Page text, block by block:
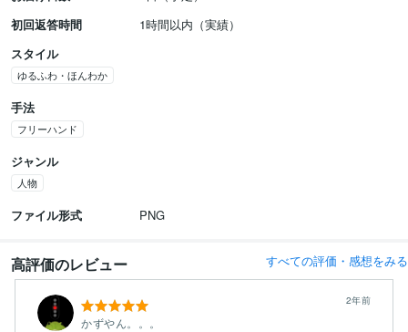
初回返答時間
1時間以内（実績）
スタイル
ゆるふわ・ほんわか
手法
フリーハンド
ジャンル
人物
ファイル形式 PNG
高評価のレビュー すべての評価・感想をみる
かずやん。。。
2年前